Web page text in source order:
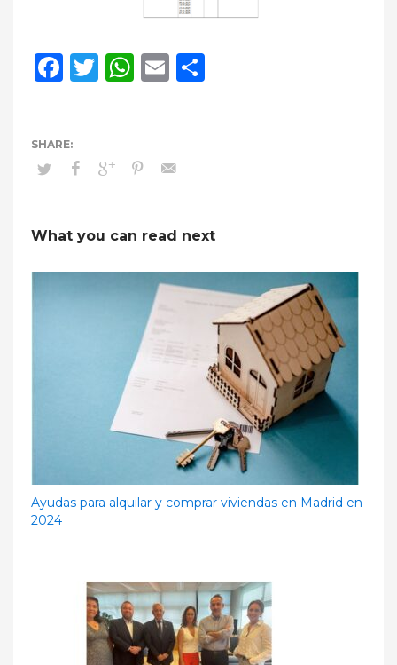
Facebook
Twitter
WhatsApp
Email
What you can read next
Ayudas para alquilar y comprar viviendas en Madrid en
2024